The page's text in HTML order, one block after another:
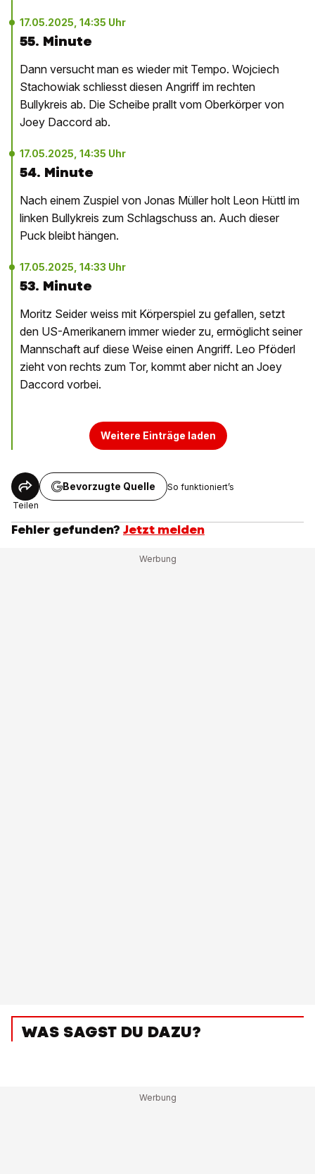
17.05.2025, 14:35 Uhr
55. Minute
Dann versucht man es wieder mit Tempo. Wojciech
Stachowiak schliesst diesen Angriff im rechten
Bullykreis ab. Die Scheibe prallt vom Oberkörper von
Joey Daccord ab.
17.05.2025, 14:35 Uhr
54. Minute
Nach einem Zuspiel von Jonas Müller holt Leon Hüttl im
linken Bullykreis zum Schlagschuss an. Auch dieser
Puck bleibt hängen.
17.05.2025, 14:33 Uhr
53. Minute
Moritz Seider weiss mit Körperspiel zu gefallen, setzt
den US-Amerikanern immer wieder zu, ermöglicht seiner
Mannschaft auf diese Weise einen Angriff. Leo Pföderl
zieht von rechts zum Tor, kommt aber nicht an Joey
Daccord vorbei.
Weitere Einträge laden
Teilen
Bevorzugte Quelle So funktioniert’s
Fehler gefunden? Jetzt melden
WAS SAGST DU DAZU?